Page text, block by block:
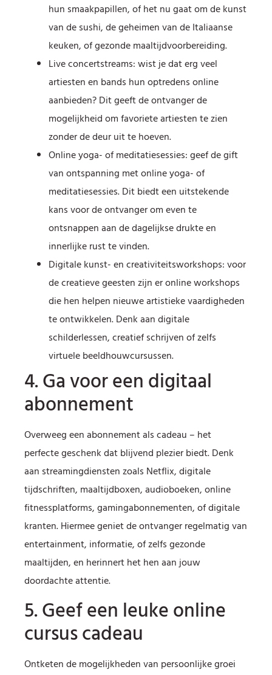
hun smaakpapillen, of het nu gaat om de kunst
van de sushi, de geheimen van de Italiaanse
keuken, of gezonde maaltijdvoorbereiding.
Live concertstreams: wist je dat erg veel
artiesten en bands hun optredens online
aanbieden? Dit geeft de ontvanger de
mogelijkheid om favoriete artiesten te zien
zonder de deur uit te hoeven.
Online yoga- of meditatiesessies: geef de gift
van ontspanning met online yoga- of
meditatiesessies. Dit biedt een uitstekende
kans voor de ontvanger om even te
ontsnappen aan de dagelijkse drukte en
innerlijke rust te vinden.
Digitale kunst- en creativiteitsworkshops: voor
de creatieve geesten zijn er online workshops
die hen helpen nieuwe artistieke vaardigheden
te ontwikkelen. Denk aan digitale
schilderlessen, creatief schrijven of zelfs
virtuele beeldhouwcursussen.
4. Ga voor een digitaal
abonnement
Overweeg een abonnement als cadeau – het
perfecte geschenk dat blijvend plezier biedt. Denk
aan streamingdiensten zoals Netflix, digitale
tijdschriften, maaltijdboxen, audioboeken, online
fitnessplatforms, gamingabonnementen, of digitale
kranten. Hiermee geniet de ontvanger regelmatig van
entertainment, informatie, of zelfs gezonde
maaltijden, en herinnert het hen aan jouw
doordachte attentie.
5. Geef een leuke online
cursus cadeau
Ontketen de mogelijkheden van persoonlijke groei